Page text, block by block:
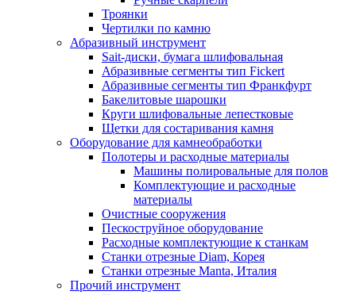
Троянки
Чертилки по камню
Абразивный инструмент
Sait-диски, бумага шлифовальная
Абразивные сегменты тип Fickert
Абразивные сегменты тип Франкфурт
Бакелитовые шарошки
Круги шлифовальные лепестковые
Щетки для состаривания камня
Оборудование для камнеобработки
Полотеры и расходные материалы
Машины полировальные для полов
Комплектующие и расходные
материалы
Очистные сооружения
Пескоструйное оборудование
Расходные комплектующие к станкам
Станки отрезные Diam, Корея
Станки отрезные Manta, Италия
Прочий инструмент